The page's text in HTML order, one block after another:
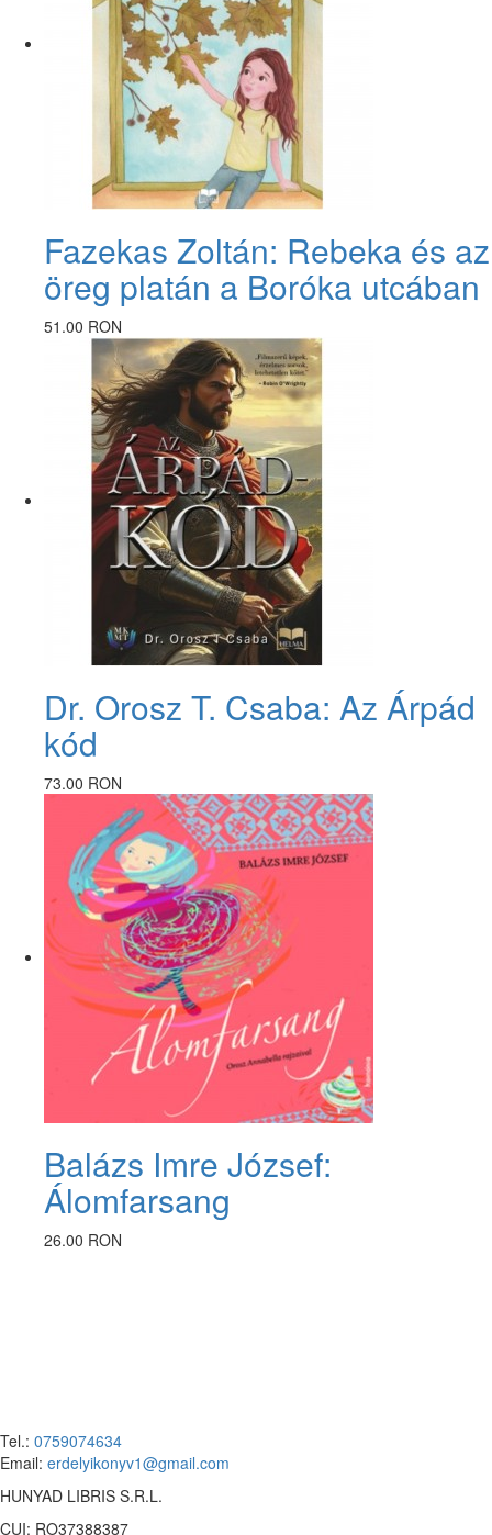
Fazekas Zoltán: Rebeka és az
öreg platán a Boróka utcában
51.00 RON
Dr. Orosz T. Csaba: Az Árpád
kód
73.00 RON
Balázs Imre József:
Álomfarsang
26.00 RON
Tel.: 0759074634
Email: erdelyikonyv1@gmail.com
HUNYAD LIBRIS S.R.L.
CUI: RO37388387